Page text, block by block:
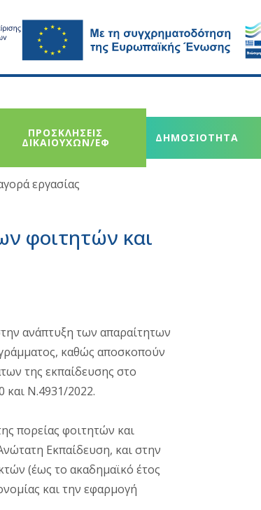
ΠΡΟΣΚΛΗΣΕΙΣ
ΔΙΚΑΙΟΥΧΩΝ/ΕΦ ΔΗΜΟΣΙΟΤΗΤΑ
εργασίας
φοιτητών και
ανάπτυξη των απαραίτητων
καθώς αποσκοπούν
της εκπαίδευσης στο
και Ν.4931/2022.
πορείας φοιτητών και
Εκπαίδευση, και στην
(έως το ακαδημαϊκό έτος
και την εφαρμογή